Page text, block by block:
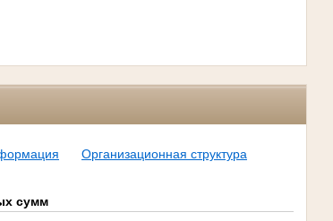
Организационная структура
сумм